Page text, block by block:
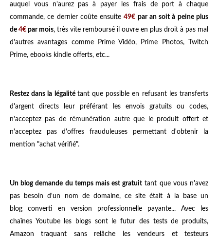
auquel vous n'aurez pas à payer les frais de port à chaque
commande, ce dernier coûte ensuite49€ par an soit à peine plus
de 4€ par mois, très vite remboursé il ouvre en plus droit à pas mal
d'autres avantages comme Prime Vidéo, Prime Photos, Twitch
Prime, ebooks kindle offerts, etc...
Restez dans la légalité tant que possible en refusant les transferts
d'argent directs leur préférant les envois gratuits ou codes,
n'acceptez pas de rémunération autre que le produit offert et
n'acceptez pas d'offres frauduleuses permettant d'obtenir la
mention "achat vérifié".
Un blog demande du temps mais est gratuit tant que vous n'avez
pas besoin d'un nom de domaine, ce site était à la base un
blog converti en version professionnelle payante... Avec les
chaînes Youtube les blogs sont le futur des tests de produits,
Amazon traquant sans relâche les vendeurs et testeurs